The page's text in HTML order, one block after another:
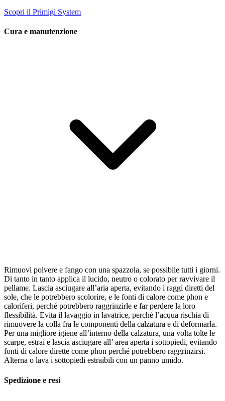
Scopri il Primigi System
Cura e manutenzione
Rimuovi polvere e fango con una spazzola, se possibile tutti i giorni.
Di tanto in tanto applica il lucido, neutro o colorato per ravvivare il
pellame. Lascia asciugare all’aria aperta, evitando i raggi diretti del
sole, che le potrebbero scolorire, e le fonti di calore come phon e
caloriferi, perché potrebbero raggrinzirle e far perdere la loro
flessibilità. Evita il lavaggio in lavatrice, perché l’acqua rischia di
rimuovere la colla fra le componenti della calzatura e di deformarla.
Per una migliore igiene all’interno della calzatura, una volta tolte le
scarpe, estrai e lascia asciugare all’ area aperta i sottopiedi, evitando
fonti di calore dirette come phon perché potrebbero raggrinzirsi.
Alterna o lava i sottopiedi estraibili con un panno umido.
Spedizione e resi